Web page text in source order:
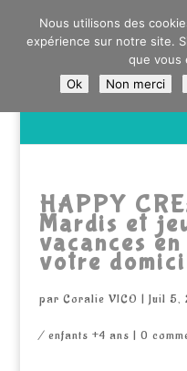
0603176412 - RDV
DANS LA
produits
HAPPY
Mardis et
vacances
votre
par Coralie VICO | Juil 5,
/ enfants +4 ans | 0
Nous utilisons des
expérience sur notre site.
que vous
Ok
Non merci